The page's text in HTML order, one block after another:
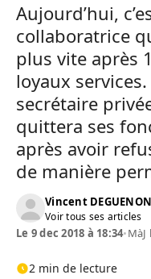
Aujourd’hui,
collaboratrice
plus vite après
loyaux
secrétaire
quittera ses
après avoir
de manière
Vincent DEGUENON
Voir tous ses articles
Le 9 dec 2018 à 18:34•MàJ
2 min de lecture